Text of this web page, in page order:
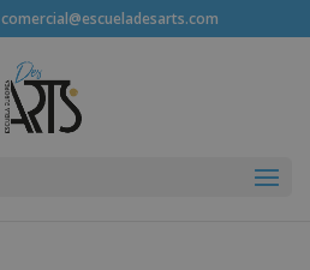
comercial@escueladesarts.com